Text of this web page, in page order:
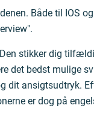
Både til IOS
stikker dig
det bedst mulige
dit ansigtsudtryk.
er dog på